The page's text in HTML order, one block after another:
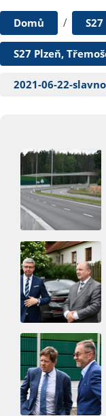
Domů / S27
S27 Plzeň,
2021-06-22-